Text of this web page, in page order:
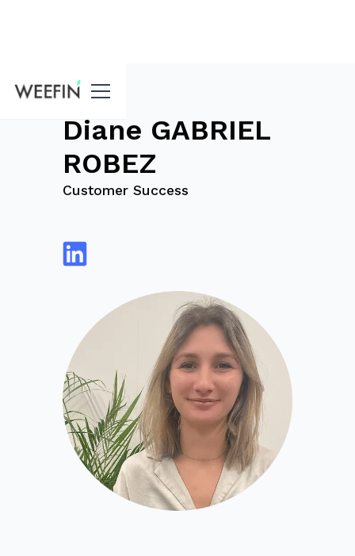
Blog
Diane GABRIEL
ROBEZ
Customer Success